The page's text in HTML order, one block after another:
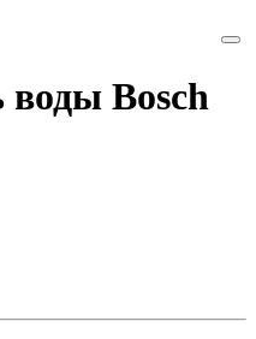
воды Bosch